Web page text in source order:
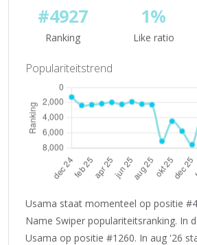
#4927
Ranking
1%
Like ratio
Populariteitstrend
Usama staat momenteel op positie
Name Swiper populariteitsranking. In
Usama op positie #1260. In aug '26